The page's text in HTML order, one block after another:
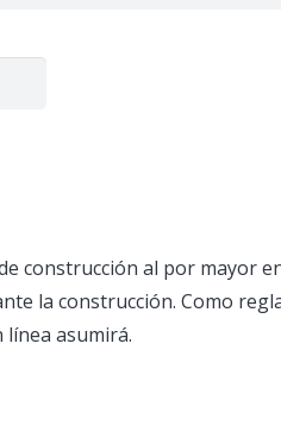
construcción al por mayor
la construcción. Como
asumirá.